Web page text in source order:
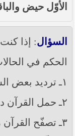
الأوّل حيض
السؤال: إذا
الحكم في
١ـ ترديد بعض السور القرآنية عن ظهر قلب؟
٢ـ حمل القرآن دون لمس الآيات القرآنية؟
٣ـ تصفّح